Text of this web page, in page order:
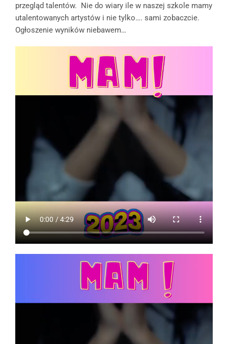
przegląd talentów. Nie do wiary ile w naszej szkole mamy
utalentowanych artystów i nie tylko…. sami zobaczcie.
Ogłoszenie wyników niebawem…